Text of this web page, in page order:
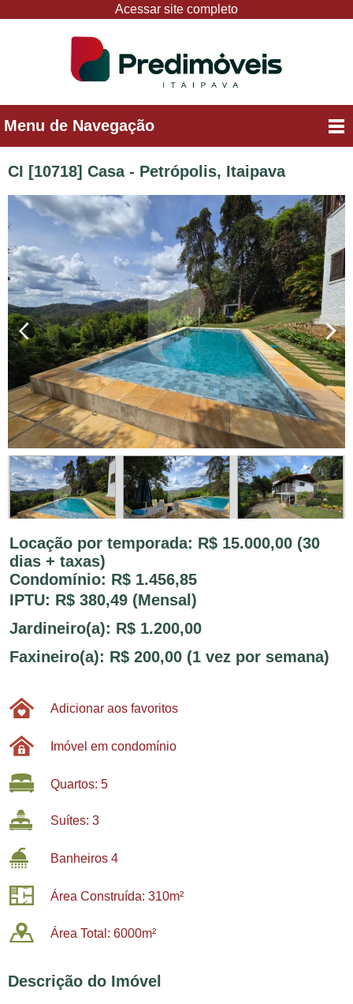
Acessar site completo
Menu de Navegação
CI [10718] Casa - Petrópolis, Itaipava
Locação por temporada: R$ 15.000,00 (30
dias + taxas)
Condomínio: R$ 1.456,85
IPTU: R$ 380,49 (Mensal)
Jardineiro(a): R$ 1.200,00
Faxineiro(a): R$ 200,00 (1 vez por semana)
Adicionar aos favoritos
Imóvel em condomínio
Quartos: 5
Suítes: 3
Banheiros 4
Área Construída: 310m²
Área Total: 6000m²
Descrição do Imóvel